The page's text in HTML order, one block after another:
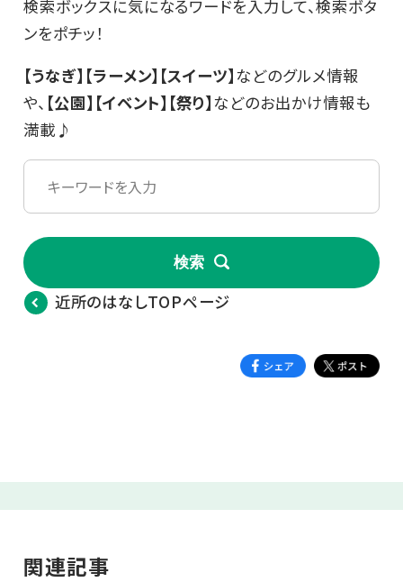
検索ボックスに気になるワードを入力して、検索ボタ
ンをポチッ！
【うなぎ】【ラーメン】【スイーツ】などのグルメ情報
や、 【公園】【イベント】【祭り】などのお出かけ情報も
満載♪
検索
近所のはなしTOPページ
関連記事